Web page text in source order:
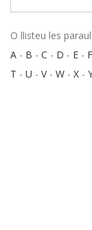
O llisteu les
A - B - C - D - E - F
T - U - V- W - X -